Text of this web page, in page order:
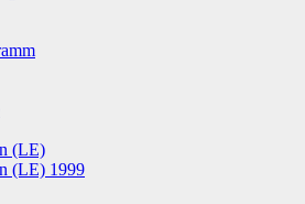
(LE)
(LE) 1999